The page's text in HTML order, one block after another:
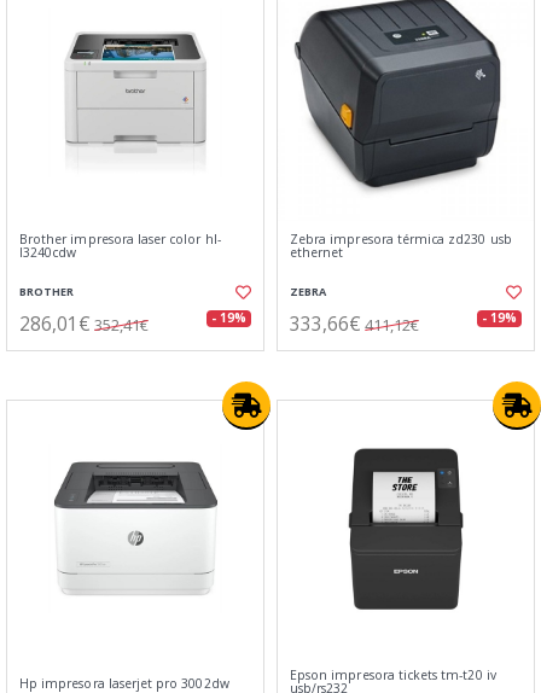
Brother impresora laser color hl-
l3240cdw
BROTHER
286,01€ 352,41€ - 19%
Zebra impresora térmica zd230 usb
ethernet
ZEBRA
333,66€ 411,12€ - 19%
Hp impresora laserjet pro 3002dw Epson impresora tickets tm-t20 iv
usb/rs232